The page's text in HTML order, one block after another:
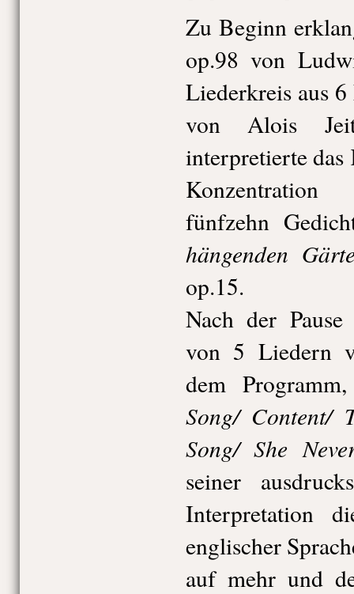
Zu Beginn
op.98 von
Liederkreis aus
von Alois
interpretierte
fünfzehn
hängenden
op.15.
Nach der
von 5 Liedern
dem
Song/ Content/
Song/ She
seiner
Interpretation
englischer
auf mehr und